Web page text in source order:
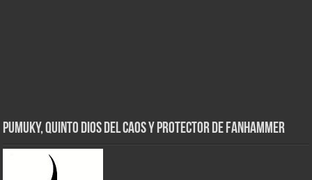
Pumuky, Quinto Dios del Caos y Protector de FanHammer